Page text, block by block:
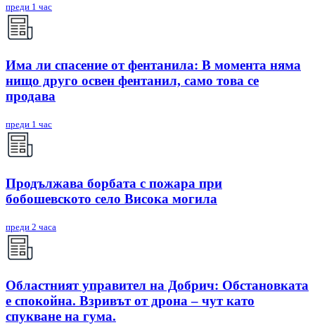
преди 1 час
Има ли спасение от фентанила: В момента няма
нищо друго освен фентанил, само това се
продава
преди 1 час
Продължава борбата с пожара при
бобошевското село Висока могила
преди 2 часа
Областният управител на Добрич: Обстановката
е спокойна. Взривът от дрона – чут като
спукване на гума.